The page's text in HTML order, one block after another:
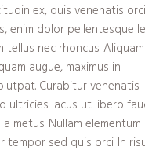
ex, quis venenatis orci
enim dolor pellentesque
tellus nec rhoncus.
augue, maximus in
Curabitur venenatis
ultricies lacus ut libero
metus. Nullam elementum
sed quis orci. In